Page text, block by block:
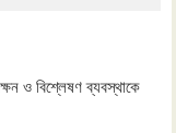
ও বিশ্লেষণ ব্যবস্থাকে